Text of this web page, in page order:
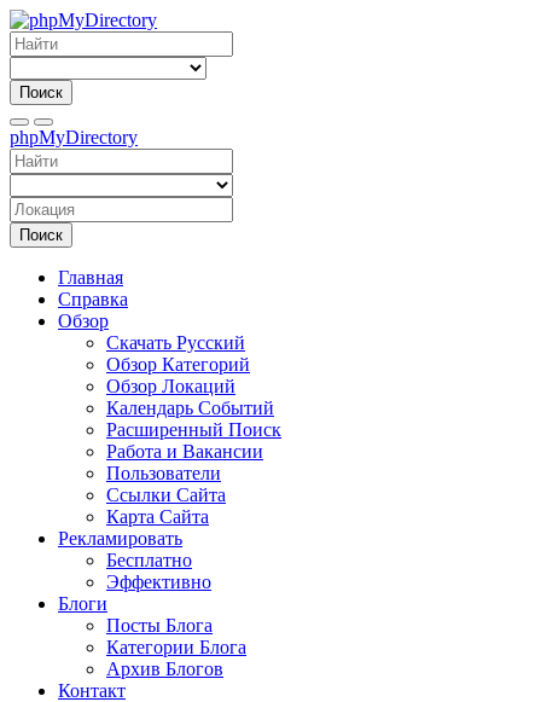
Поиск
phpMyDirectory
Поиск
Главная
Справка
Обзор
Скачать Русский
Обзор Категорий
Обзор Локаций
Календарь Событий
Расширенный Поиск
Работа и Вакансии
Пользователи
Ссылки Сайта
Карта Сайта
Рекламировать
Бесплатно
Эффективно
Блоги
Посты Блога
Категории Блога
Архив Блогов
Контакт